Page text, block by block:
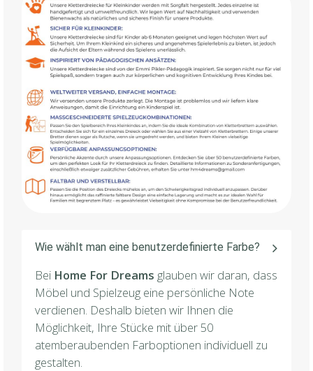
Wie wählt man eine benutzerdefinierte Farbe?
Bei Home For Dreams glauben wir daran, dass
Möbel und Spielzeug eine persönliche Note
verdienen. Deshalb bieten wir Ihnen die
Möglichkeit, Ihre Stücke mit über 50
atemberaubenden Farboptionen individuell zu
gestalten.